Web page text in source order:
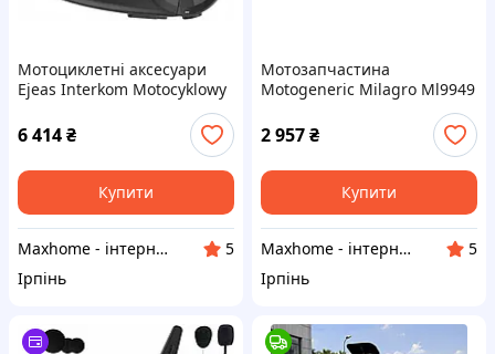
Мотоциклетні аксесуари
Ejeas Interkom Motocyklowy
6 414₴
Купити
Maxhome - інтернет магазин
5
Ірпінь
Мотозапчастина
Motogeneric Milagro Ml9949
Sufitowa Cino 3Xgu10 Black +
Chrom
2 957₴
Купити
Maxhome - інтернет магазин
5
Ірпінь